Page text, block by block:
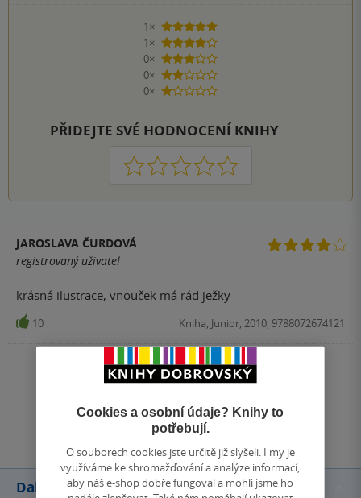
1×
5 hvězdiček
1×
4 hvězdičky
0×
3 hvězdičky
0×
2 hvězdičky
0×
1 hvezdička
PŘIDEJTE SVÉ HODNOCENÍ KNIHY
1 2 3 4 5
JAROSLAVA ČURDOVÁ
registrovaný uživatel
krásná ilustrace, vnouček má rád ježky
10 Kniha, Junior, 2010, 9788072674121
Zobrazit všechna hodnocení
Přidat hodnocení
Další knihy autora
Cookies a osobní údaje? Knihy to
potřebují.
O souborech cookies jste určitě již slyšeli. I my je
využíváme ke shromažďování a analýze informací,
aby náš e-shop dobře fungoval a mohli jsme ho